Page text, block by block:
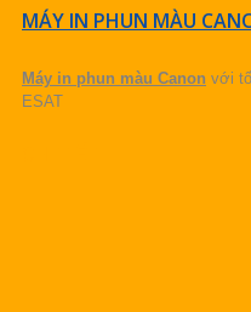
MÁY IN PHUN MÀU
Máy in phun màu Canon với
ESAT